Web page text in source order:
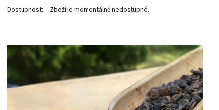
Dostupnost: Zboží je momentálně nedostupné.